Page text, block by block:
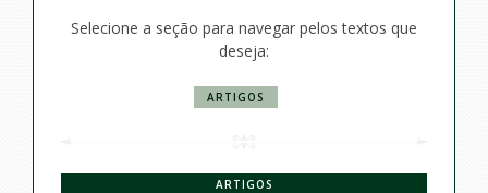
Selecione a seção para navegar pelos textos que
deseja:
ARTIGOS
ARTIGOS